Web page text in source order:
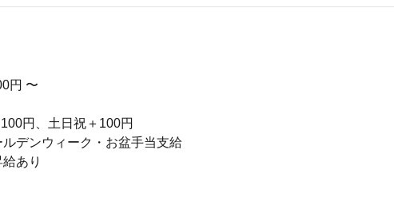
円 〜
円、土日祝＋100円
デンウィーク・お盆手当支給
あり